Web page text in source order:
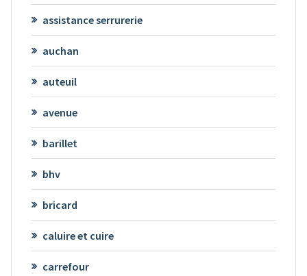
assistance serrurerie
auchan
auteuil
avenue
barillet
bhv
bricard
caluire et cuire
carrefour